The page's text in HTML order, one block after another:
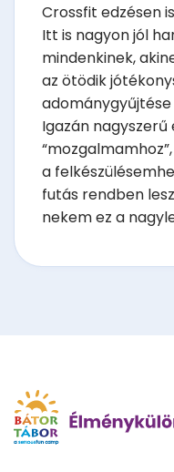
Crossfit edzésen
Itt is nagyon jól
mindenkinek,
az ötödik
adománygyűjtése
Igazán
a
futás rendben
nekem ez a